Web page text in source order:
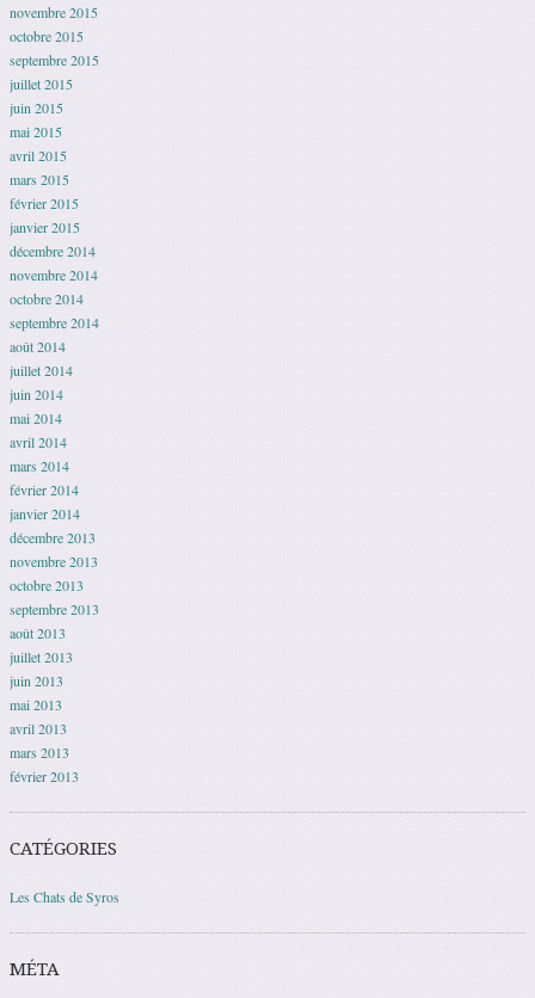
novembre 2015
octobre 2015
septembre 2015
juillet 2015
juin 2015
mai 2015
avril 2015
mars 2015
février 2015
janvier 2015
décembre 2014
novembre 2014
octobre 2014
septembre 2014
août 2014
juillet 2014
juin 2014
mai 2014
avril 2014
mars 2014
février 2014
janvier 2014
décembre 2013
novembre 2013
octobre 2013
septembre 2013
août 2013
juillet 2013
juin 2013
mai 2013
avril 2013
mars 2013
février 2013
CATÉGORIES
Les Chats de Syros
MÉTA